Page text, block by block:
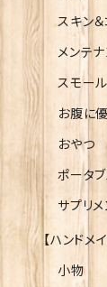
スキン
メンテ
スモー
お腹に
おやつ
ポータ
サプリメ
【ハンドメイ
小物